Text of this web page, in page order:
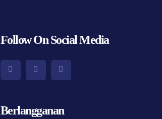
Follow On Social Media
Berlangganan